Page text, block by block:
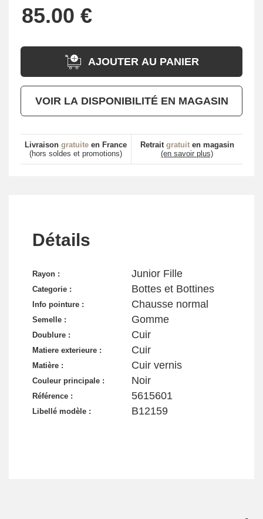
AJOUTER AU PANIER
VOIR LA DISPONIBILITÉ EN MAGASIN
Livraison gratuite en France
(hors soldes et promotions)
Retrait gratuiten magasin
(en savoir plus)
Détails
Rayon : Junior Fille
Categorie : Bottes et Bottines
Info pointure : Chausse normal
Semelle : Gomme
Doublure : Cuir
Matiere exterieure : Cuir
Matière : Cuir vernis
Couleur principale : Noir
Référence : 5615601
Libellé modèle : B12159